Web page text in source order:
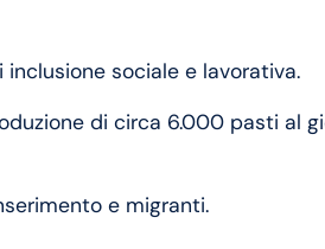
inclusione sociale e lavorativa.
di circa 6.000 pasti al
e migranti.